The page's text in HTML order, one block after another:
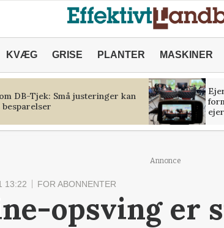
KVÆG GRISE PLANTER MASKINER
DB-Tjek: Små justeringer kan
Annonce
13:22 FOR ABONNENTER
opsving er